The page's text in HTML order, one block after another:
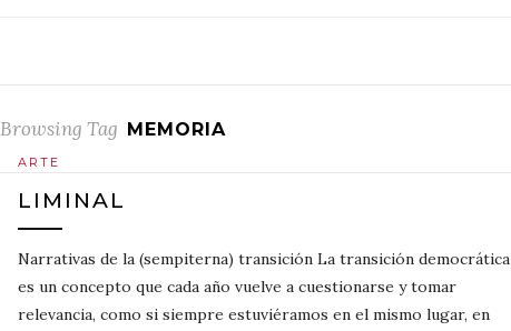
Browsing Tag MEMORIA
ARTE
LIMINAL
Narrativas de la (sempiterna) transición La transición democrática
es un concepto que cada año vuelve a cuestionarse y tomar
relevancia, como si siempre estuviéramos en el mismo lugar, en